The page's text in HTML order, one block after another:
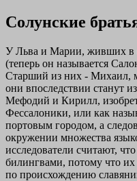
Солунские
У Льва и Марии, живших в
(теперь он называется
Старший из них - Михаил,
они впоследствии станут
Мефодий и Кирилл,
Фессалоники, или как
портовым городом, а
окружении множества
исследователи считают,
билингвами, потому что
по происхождению